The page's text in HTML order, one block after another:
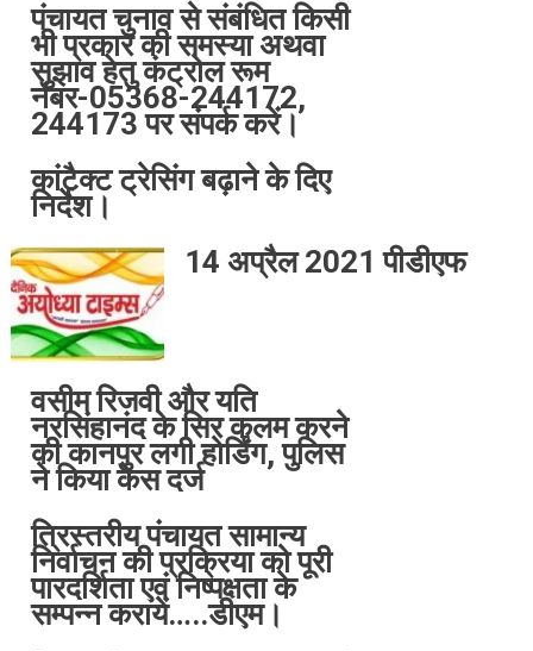
पंचायत चुनाव से संबंधित किसी
भी प्रकार की समस्या अथवा
सुझाव हेतु कंट्रोल रूम
नंबर-05368-244172,
244173 पर संपर्क करें।
कांटैक्ट ट्रेसिंग बढ़ाने के दिए
निर्देश।
14 अप्रैल 2021 पीडीएफ
वसीम रिजवी और यति
नरसिंहानंद के सिर कलम करने
की कानपुर लगी होर्डिंग, पुलिस
ने किया केस दर्ज
त्रिस्तरीय पंचायत सामान्य
निर्वाचन की प्रक्रिया को पूरी
पारदर्शिता एवं निष्पक्षता के
सम्पन्न करायें…..डीएम।